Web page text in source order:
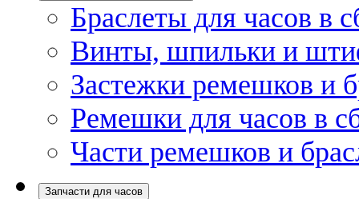
Браслеты для часов в
Винты, шпильки и
Застежки ремешков и
Ремешки для часов в
Части ремешков и
Запчасти для часов